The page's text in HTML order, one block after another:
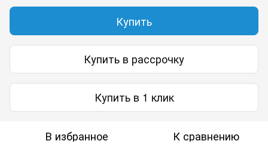
Купить
Купить в рассрочку
Купить в 1 клик
В избранное К сравнению